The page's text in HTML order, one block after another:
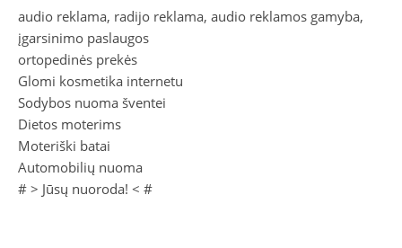
audio reklama, radijo reklama, audio reklamos gamyba,
įgarsinimo paslaugos
ortopedinės prekės
Glomi kosmetika internetu
Sodybos nuoma šventei
Dietos moterims
Moteriški batai
Automobilių nuoma
# > Jūsų nuoroda! < #